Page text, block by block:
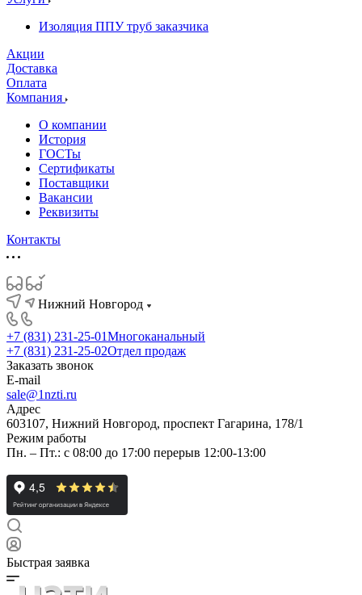
Изоляция ППУ труб заказчика
Акции
Доставка
Оплата
Компания
О компании
История
ГОСТы
Сертификаты
Поставщики
Вакансии
Реквизиты
Контакты
Нижний Новгород
+7 (831) 231-25-01Многоканальный
+7 (831) 231-25-02Отдел продаж
Заказать звонок
E-mail
sale@1nzti.ru
Адрес
603107, Нижний Новгород, проспект Гагарина, 178/1
Режим работы
Пн. – Пт.: с 08:00 до 17:00 перерыв 12:00-13:00
Быстрая заявка